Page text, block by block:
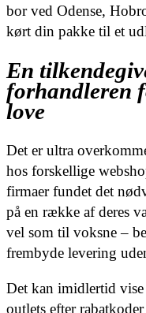
bor ved Odense,
kørt din pakke til et
En
forhandleren
love
Det er ultra
hos forskellige
firmaer fundet det
på en række af deres
vel som til voksne –
frembyde levering
Det kan imidlertid
outlets efter